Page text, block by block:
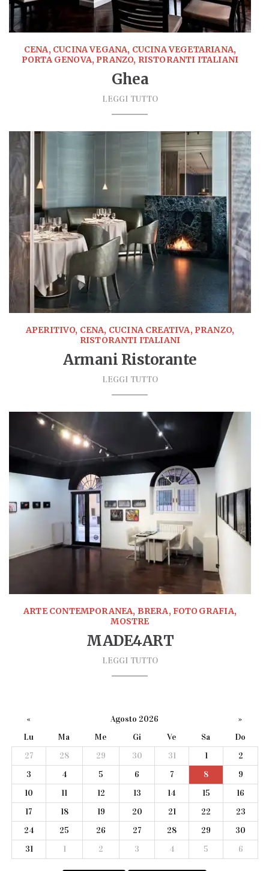
CENA, CUCINA VEGANA, CUCINA VEGETARIANA,
PORTA GENOVA, PRANZO, RISTORANTI ITALIANI
Ghea
LEGGI TUTTO
APERITIVO, CENA, CUCINA CREATIVA, PRANZO,
RISTORANTI ITALIANI
Armani Ristorante
LEGGI TUTTO
ARTE CONTEMPORANEA, BRERA, FOTOGRAFIA,
MOSTRE
MADE4ART
LEGGI TUTTO
« Agosto 2026
»
Lu
Ma Me Gi Ve Sa
Do
27
28 29 30 31 1
2
3
4 5 6 7 8
9
10
11 12 13 14 15
16
17
18 19 20 21 22
23
24
25 26 27 28 29
30
31
1 2 3 4 5 6